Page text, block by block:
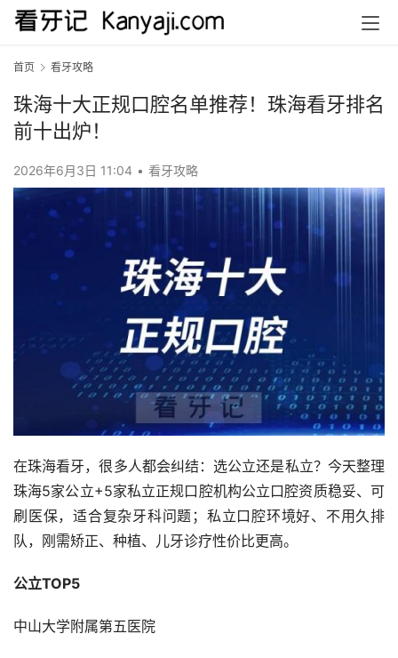
首页 看牙攻略
珠海十大正规口腔名单推荐！珠海看牙排名
前十出炉！
2026年6月3日 11:04 • 看牙攻略
在珠海看牙，很多人都会纠结：选公立还是私立？今天整理
珠海5家公立+5家私立正规口腔机构公立口腔资质稳妥、可
刷医保，适合复杂牙科问题；私立口腔环境好、不用久排
队，刚需矫正、种植、儿牙诊疗性价比更高。
公立TOP5
中山大学附属第五医院